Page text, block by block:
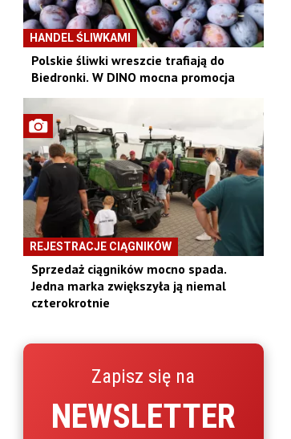
HANDEL ŚLIWKAMI
Polskie śliwki wreszcie trafiają do
Biedronki. W DINO mocna promocja
REJESTRACJE CIĄGNIKÓW
Sprzedaż ciągników mocno spada.
Jedna marka zwiększyła ją niemal
czterokrotnie
Zapisz się na
NEWSLETTER